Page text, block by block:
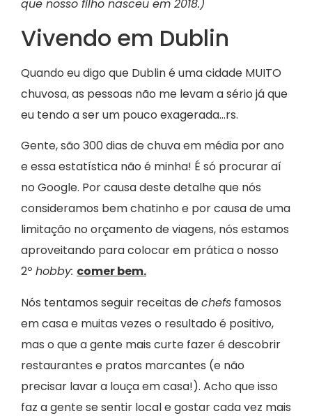
que nosso filho nasceu em 2018.)
Vivendo em Dublin
Quando eu digo que Dublin é uma cidade MUITO
chuvosa, as pessoas não me levam a sério já que
eu tendo a ser um pouco exagerada…rs.
Gente, são 300 dias de chuva em média por ano
e essa estatística não é minha! É só procurar aí
no Google. Por causa deste detalhe que nós
consideramos bem chatinho e por causa de uma
limitação no orçamento de viagens, nós estamos
aproveitando para colocar em prática o nosso
2º hobby: comer bem.
Nós tentamos seguir receitas dechefs famosos
em casa e muitas vezes o resultado é positivo,
mas o que a gente mais curte fazer é descobrir
restaurantes e pratos marcantes (e não
precisar lavar a louça em casa!). Acho que isso
faz a gente se sentir local e gostar cada vez mais